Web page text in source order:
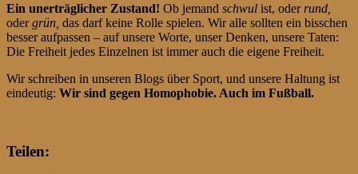
Ein unerträglicher Zustand! Ob jemand schwul ist, oder rund,
odergrün, das darf keine Rolle spielen. Wir alle sollten ein bisschen
besser aufpassen – auf unsere Worte, unser Denken, unsere Taten:
Die Freiheit jedes Einzelnen ist immer auch die eigene Freiheit.
Wir schreiben in unseren Blogs über Sport, und unsere Haltung ist
eindeutig: Wir sind gegen Homophobie. Auch im Fußball.
Teilen: